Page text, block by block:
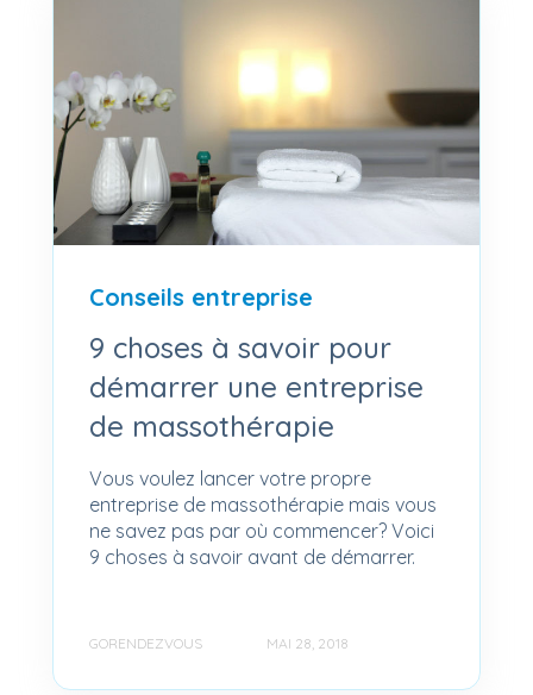
Conseils entreprise
9 choses à savoir pour
démarrer une entreprise
de massothérapie
Vous voulez lancer votre propre
entreprise de massothérapie mais vous
ne savez pas par où commencer? Voici
9 choses à savoir avant de démarrer.
GORENDEZVOUS MAI 28, 2018